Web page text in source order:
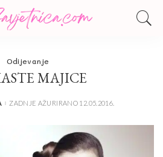
Odijevanje
MAJICE
ZADNJE AŽURIRANO 12.05.2016.